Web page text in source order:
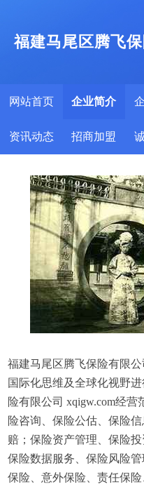
福建马尾区腾飞
网站首页 企业简介
资讯动态 招商加盟
福建马尾区腾飞保险有限
国际化思维及全球化视野
险有限公司 xqigw.com经
险咨询、保险公估、保险
赔；保险资产管理、保险
保险数据服务、保险风险
保险、意外保险、责任保